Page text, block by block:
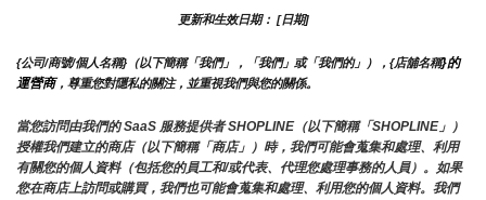
更新和生效日期： [日期]
{公司/商號/個人名稱}（以下簡稱「我們」，「我們」或「我們的」），{店舖名稱}的
運營商，尊重您對隱私的關注，並重視我們與您的關係。
當您訪問由我們的 SaaS 服務提供者 SHOPLINE（以下簡稱「SHOPLINE」）
授權我們建立的商店（以下簡稱「商店」）時，我們可能會蒐集和處理、利用
有關您的個人資料（包括您的員工和/或代表、代理您處理事務的人員）。如果
您在商店上訪問或購買，我們也可能會蒐集和處理、利用您的個人資料。我們